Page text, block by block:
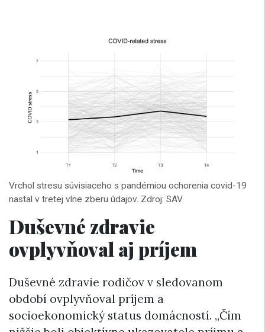
Vrchol stresu súvisiaceho s pandémiou ochorenia covid-19
nastal v tretej vlne zberu údajov. Zdroj: SAV
Duševné zdravie
ovplyvňoval aj príjem
Duševné zdravie rodičov v sledovanom
období ovplyvňoval príjem a
socioekonomický status domácností. „Čím